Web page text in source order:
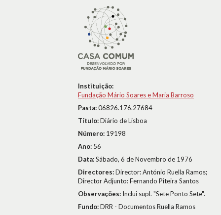
Instituição:
Fundação Mário Soares e Maria Barroso
Pasta:06826.176.27684
Título:Diário de Lisboa
Número: 19198
Ano: 56
Data:Sábado, 6 de Novembro de 1976
Directores:Director: António Ruella Ramos;
Director Adjunto: Fernando Piteira Santos
Observações: Inclui supl. "Sete Ponto Sete".
Fundo:DRR - Documentos Ruella Ramos